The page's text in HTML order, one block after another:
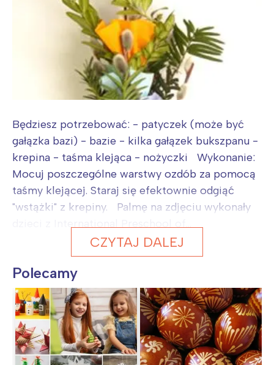
Będziesz potrzebować: - patyczek (może być
gałązka bazi) - bazie - kilka gałązek bukszpanu -
krepina - taśma klejąca - nożyczki Wykonanie:
Mocuj poszczególne warstwy ozdób za pomocą
taśmy klejącej. Staraj się efektownie odgiąć
"wstążki" z krepiny. Palmę na zdjęciu wykonały
CZYTAJ DALEJ
Polecamy